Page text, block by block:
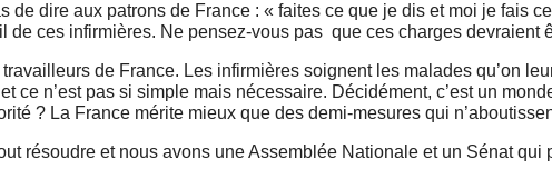
dire aux patrons de France : « faites ce que je dis et moi je fais ce
de ces infirmières. Ne pensez-vous pas que ces charges devraient
de France. Les infirmières soignent les malades qu’on
n’est pas si simple mais nécessaire. Décidément, c’est un
? La France mérite mieux que des demi-mesures qui
résoudre et nous avons une Assemblée Nationale et un Sénat qui